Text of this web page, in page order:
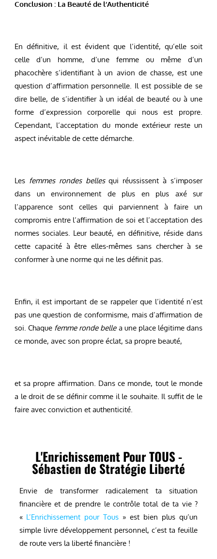
Conclusion : La Beauté de l’Authenticité
En définitive, il est évident que l’identité, qu’elle soit
celle d’un homme, d’une femme ou même d’un
phacochère s’identifiant à un avion de chasse, est une
question d’affirmation personnelle. Il est possible de se
dire belle, de s’identifier à un idéal de beauté ou à une
forme d’expression corporelle qui nous est propre.
Cependant, l’acceptation du monde extérieur reste un
aspect inévitable de cette démarche.
Les femmes rondes bellesqui réussissent à s’imposer
dans un environnement de plus en plus axé sur
l’apparence sont celles qui parviennent à faire un
compromis entre l’affirmation de soi et l’acceptation des
normes sociales. Leur beauté, en définitive, réside dans
cette capacité à être elles-mêmes sans chercher à se
conformer à une norme qui ne les définit pas.
Enfin, il est important de se rappeler que l’identité n’est
pas une question de conformisme, mais d’affirmation de
soi. Chaque femme ronde bellea une place légitime dans
ce monde, avec son propre éclat, sa propre beauté,
et sa propre affirmation. Dans ce monde, tout le monde
a le droit de se définir comme il le souhaite. Il suffit de le
faire avec conviction et authenticité.
L'Enrichissement Pour TOUS -
Sébastien de Stratégie Liberté
Envie de transformer radicalement ta situation
financière et de prendre le contrôle total de ta vie ?
« L’Enrichissement pour Tous » est bien plus qu’un
simple livre développement personnel, c’est ta feuille
de route vers la liberté financière !